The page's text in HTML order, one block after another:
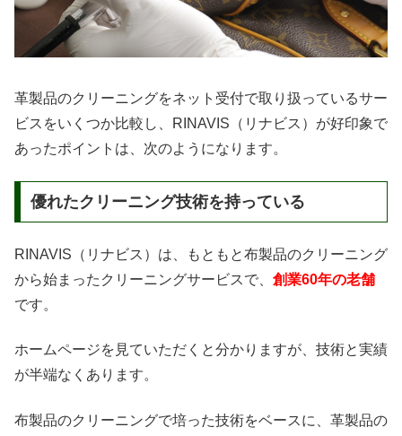
革製品のクリーニングをネット受付で取り扱っているサー
ビスをいくつか比較し、RINAVIS（リナビス）が好印象で
あったポイントは、次のようになります。
優れたクリーニング技術を持っている
RINAVIS（リナビス）は、もともと布製品のクリーニング
から始まったクリーニングサービスで、 創業60年の老舗
です。
ホームページを見ていただくと分かりますが、技術と実績
が半端なくあります。
布製品のクリーニングで培った技術をベースに、革製品の